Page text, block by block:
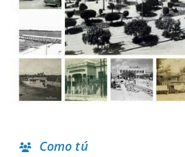
Como tú